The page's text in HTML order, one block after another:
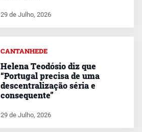
29 de Julho, 2026
CANTANHEDE
Helena Teodósio diz que
“Portugal precisa de uma
descentralização séria e
consequente”
29 de Julho, 2026